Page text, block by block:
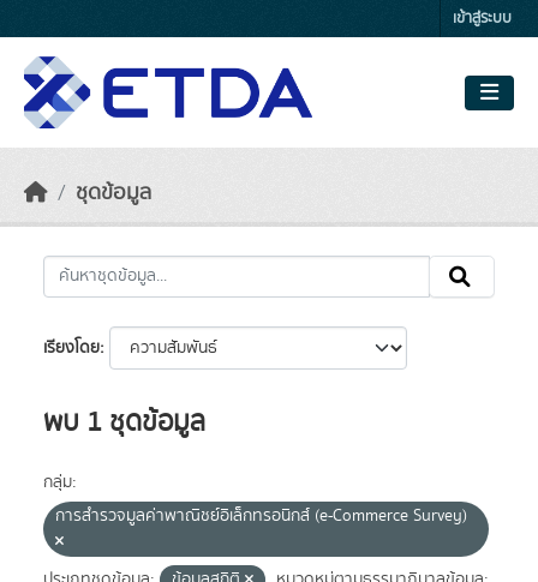
เข้าสู่ระบบ
ชุดข้อมูล
เรียงโดย
พบ 1 ชุดข้อมูล
กลุ่ม:
การสำรวจมูลค่าพาณิชย์อิเล็กทรอนิกส์ (e-Commerce Survey)